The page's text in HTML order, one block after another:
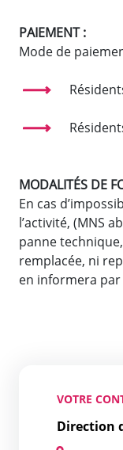
PAIEMENT :
Mode de
MODALITÉS DE
En cas
l’activité, (MNS
panne
remplacée, ni
en informera par
VOTRE
Direction